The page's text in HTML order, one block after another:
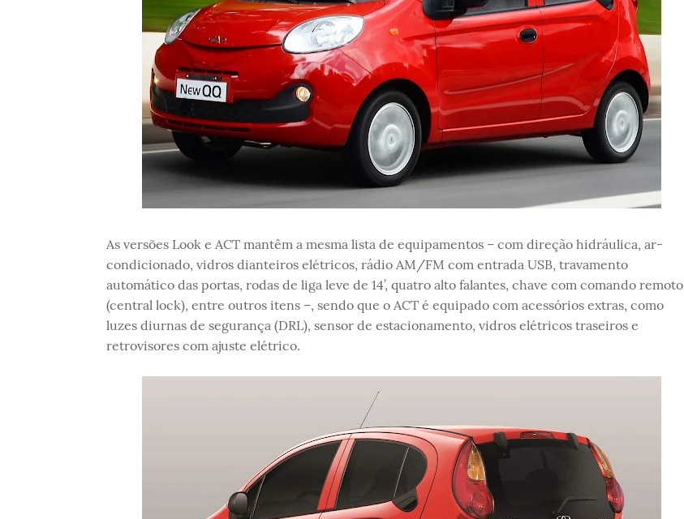
As versões Look e ACT mantêm a mesma lista de equipamentos – com direção hidráulica, ar-
condicionado, vidros dianteiros elétricos, rádio AM/FM com entrada USB, travamento
automático das portas, rodas de liga leve de 14’, quatro alto falantes, chave com comando remoto
(central lock), entre outros itens –, sendo que o ACT é equipado com acessórios extras, como
luzes diurnas de segurança (DRL), sensor de estacionamento, vidros elétricos traseiros e
retrovisores com ajuste elétrico.